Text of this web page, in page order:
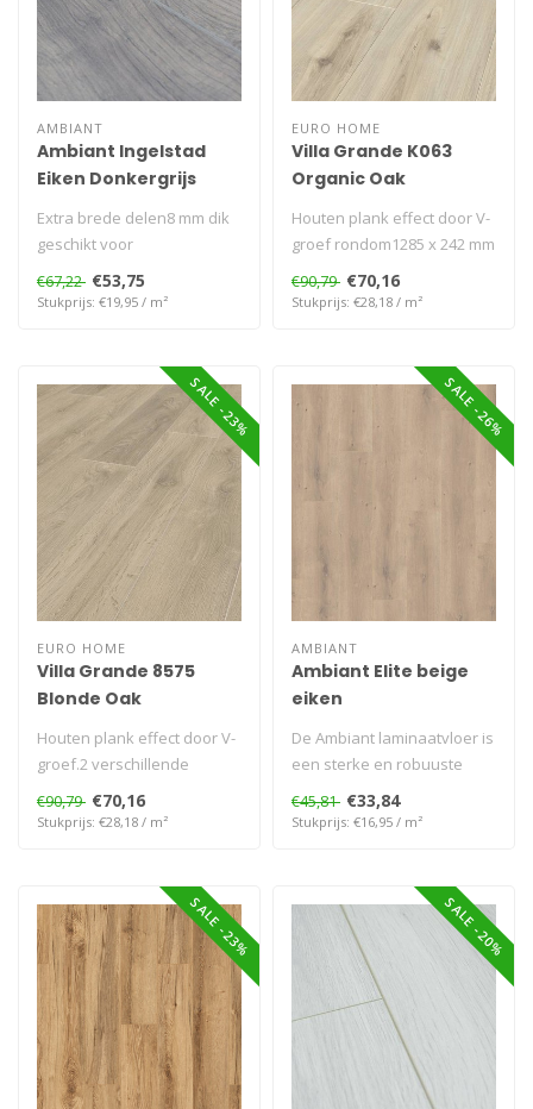
AMBIANT
Ambiant Ingelstad
Eiken Donkergrijs
Extra brede delen8 mm dik
geschikt voor
vloerverwarming
€67,22 €53,75
Stukprijs: €19,95 / m²
EURO HOME
Villa Grande K063
Organic Oak
Houten plank effect door V-
groef rondom1285 x 242 mm
2,48 m² per pak..
€90,79 €70,16
Stukprijs: €28,18 / m²
SALE -23%
EURO HOME
Villa Grande 8575
Blonde Oak
Houten plank effect door V-
groef.2 verschillende
breedtes 1285x242mm of
1285x327..
€90,79 €70,16
Stukprijs: €28,18 / m²
SALE -26%
AMBIANT
Ambiant Elite beige
eiken
De Ambiant laminaatvloer is
een sterke en robuuste
plank. De plank is 8 mm dik
e..
€45,81 €33,84
Stukprijs: €16,95 / m²
SALE -23% SALE -20%